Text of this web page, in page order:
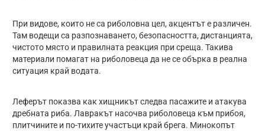
При видове, които не са риболовна цел, акцентът е различен.
Там водещи са разпознаването, безопасността, дистанцията,
чистото място и правилната реакция при среща. Такива
материали помагат на риболовеца да не се обърка в реална
ситуация край водата.
Леферът показва как хищникът следва пасажите и атакува
дребната риба. Лавракът насочва риболовеца към прибоя,
плитчините и по-тихите участъци край брега. Минокопът